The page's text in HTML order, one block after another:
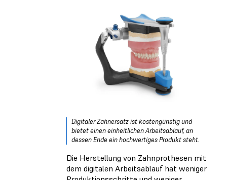
Digitaler Zahnersatz ist kostengünstig und
bietet einen einheitlichen Arbeitsablauf, an
dessen Ende ein hochwertiges Produkt steht.
Die Herstellung von Zahnprothesen mit
dem digitalen Arbeitsablauf hat weniger